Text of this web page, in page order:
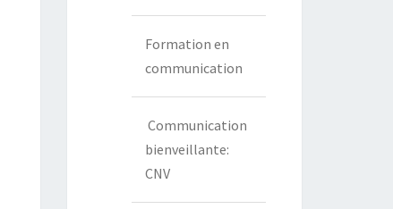
Formation en
communication
Communication
bienveillante:
CNV